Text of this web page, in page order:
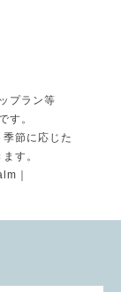
プラン等
す。
節に応じた
す。
｜